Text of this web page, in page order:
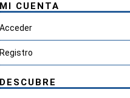
MI CUENTA
Acceder
Registro
DESCUBRE